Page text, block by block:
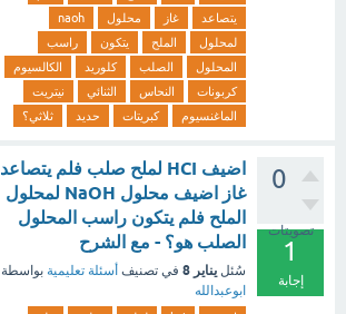
يتصاعد
غاز محلول
naoh
لمحلول
الملح يتكون
راسب
المحلول
الصلب كلوريد
الكالسيوم
كربونات
النحاس الثنائي
نيتريت
الماغنسيوم
كبريتات حديد ثلاثي؟
0
تصويتات
1
إجابة
اضيف HCI لملح صلب فلم يتصاعد
غاز اضيف محلول NaOH لمحلول
الملح فلم يتكون راسب المحلول
الصلب هو؟ - مع الشرح
سُئل يناير 8 في تصنيف أسئلة تعليمية بواسطة
ابوعبدالله